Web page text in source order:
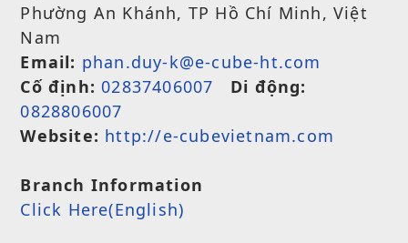
Phường An Khánh, TP Hồ Chí Minh, Việt
Nam
Email: phan.duy-k@e-cube-ht.com
Cố định: 02837406007
Di động:
0828806007
Website: http://e-cubevietnam.com
Branch Information
Click Here(English)